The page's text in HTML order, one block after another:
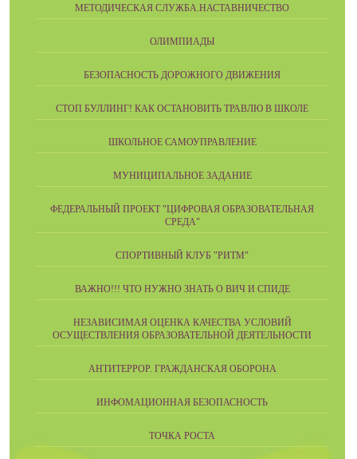
МЕТОДИЧЕСКАЯ СЛУЖБА.НАСТАВНИЧЕСТВО
ОЛИМПИАДЫ
БЕЗОПАСНОСТЬ ДОРОЖНОГО ДВИЖЕНИЯ
СТОП БУЛЛИНГ! КАК ОСТАНОВИТЬ ТРАВЛЮ В ШКОЛЕ
ШКОЛЬНОЕ САМОУПРАВЛЕНИЕ
МУНИЦИПАЛЬНОЕ ЗАДАНИЕ
ФЕДЕРАЛЬНЫЙ ПРОЕКТ "ЦИФРОВАЯ ОБРАЗОВАТЕЛЬНАЯ
СРЕДА"
СПОРТИВНЫЙ КЛУБ "РИТМ"
ВАЖНО!!! ЧТО НУЖНО ЗНАТЬ О ВИЧ И СПИДЕ
НЕЗАВИСИМАЯ ОЦЕНКА КАЧЕСТВА УСЛОВИЙ
ОСУЩЕСТВЛЕНИЯ ОБРАЗОВАТЕЛЬНОЙ ДЕЯТЕЛЬНОСТИ
АНТИТЕРРОР. ГРАЖДАНСКАЯ ОБОРОНА
ИНФОМАЦИОННАЯ БЕЗОПАСНОСТЬ
ТОЧКА РОСТА